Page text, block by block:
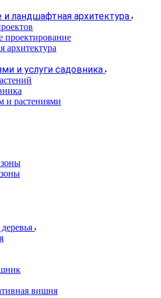
ландшафтная архитектура
проектирование
архитектура
и услуги садовника
и растениями
вишня